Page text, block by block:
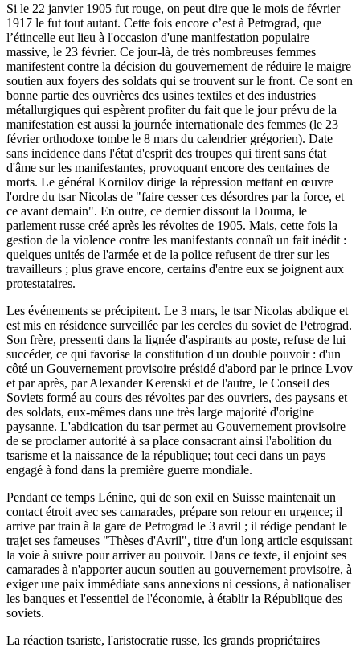
Si le 22 janvier 1905 fut rouge, on peut dire que le mois de février
1917 le fut tout autant. Cette fois encore c’est à Petrograd, que
l’étincelle eut lieu à l'occasion d'une manifestation populaire
massive, le 23 février. Ce jour-là, de très nombreuses femmes
manifestent contre la décision du gouvernement de réduire le maigre
soutien aux foyers des soldats qui se trouvent sur le front. Ce sont en
bonne partie des ouvrières des usines textiles et des industries
métallurgiques qui espèrent profiter du fait que le jour prévu de la
manifestation est aussi la journée internationale des femmes (le 23
février orthodoxe tombe le 8 mars du calendrier grégorien). Date
sans incidence dans l'état d'esprit des troupes qui tirent sans état
d'âme sur les manifestantes, provoquant encore des centaines de
morts. Le général Kornilov dirige la répression mettant en œuvre
l'ordre du tsar Nicolas de "faire cesser ces désordres par la force, et
ce avant demain". En outre, ce dernier dissout la Douma, le
parlement russe créé après les révoltes de 1905. Mais, cette fois la
gestion de la violence contre les manifestants connaît un fait inédit :
quelques unités de l'armée et de la police refusent de tirer sur les
travailleurs ; plus grave encore, certains d'entre eux se joignent aux
protestataires.
Les événements se précipitent. Le 3 mars, le tsar Nicolas abdique et
est mis en résidence surveillée par les cercles du soviet de Petrograd.
Son frère, pressenti dans la lignée d'aspirants au poste, refuse de lui
succéder, ce qui favorise la constitution d'un double pouvoir : d'un
côté un Gouvernement provisoire présidé d'abord par le prince Lvov
et par après, par Alexander Kerenski et de l'autre, le Conseil des
Soviets formé au cours des révoltes par des ouvriers, des paysans et
des soldats, eux-mêmes dans une très large majorité d'origine
paysanne. L'abdication du tsar permet au Gouvernement provisoire
de se proclamer autorité à sa place consacrant ainsi l'abolition du
tsarisme et la naissance de la république; tout ceci dans un pays
engagé à fond dans la première guerre mondiale.
Pendant ce temps Lénine, qui de son exil en Suisse maintenait un
contact étroit avec ses camarades, prépare son retour en urgence; il
arrive par train à la gare de Petrograd le 3 avril ; il rédige pendant le
trajet ses fameuses "Thèses d'Avril", titre d'un long article esquissant
la voie à suivre pour arriver au pouvoir. Dans ce texte, il enjoint ses
camarades à n'apporter aucun soutien au gouvernement provisoire, à
exiger une paix immédiate sans annexions ni cessions, à nationaliser
les banques et l'essentiel de l'économie, à établir la République des
soviets.
La réaction tsariste, l'aristocratie russe, les grands propriétaires